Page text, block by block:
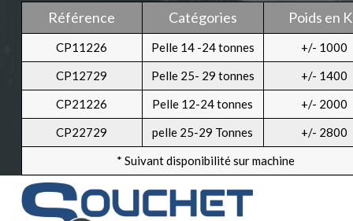
Référence Catégories Poids en
CP11226 Pelle 14 -24 tonnes
+/- 1000
CP12729
Pelle 25- 29 tonnes
+/- 1400
CP21226
Pelle 12-24 tonnes
+/- 2000
CP22729
pelle 25-29 Tonnes
+/- 2800
* Suivant disponibilité sur machine